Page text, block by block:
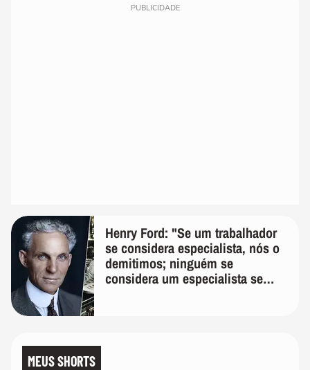
PUBLICIDADE
Henry Ford: "Se um trabalhador
se considera especialista, nós o
demitimos; ninguém se
considera um especialista se
MEUS SHORTS